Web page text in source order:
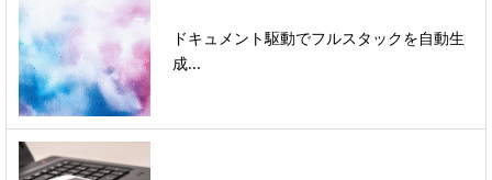
ドキュメント駆動でフルスタックを自動生
成...